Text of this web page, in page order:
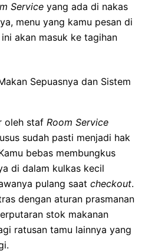
Service yang ada di nakas
menu yang kamu pesan di
akan masuk ke tagihan
Sepuasnya dan Sistem
oleh staf Room Service
sudah pasti menjadi hak
bebas membungkus
di dalam kulkas kecil
pulang saat checkout.
dengan aturan prasmanan
stok makanan
ratusan tamu lainnya yang